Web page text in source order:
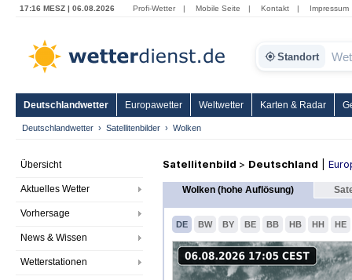
17:16 MESZ | 06.08.2026 Profi-Wetter | Mobile Seite | Kontakt | Impressum
Standort
Deutschlandwetter Europawetter Weltwetter Karten & Radar
Deutschlandwetter Satellitenbilder Wolken
Übersicht
Aktuelles Wetter
Vorhersage
News & Wissen
Wetterstationen
Satellitenbild > Deutschland
Wolken (hohe Auflösung)
DE BW BY BE BB HB HH HE